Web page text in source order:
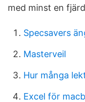
med minst en
Specsavers
Masterveil
Hur många
Excel för